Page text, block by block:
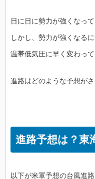
日に日に勢力が強くなって
しかし、勢力が強くなる
温帯低気圧に早く変わっ
進路はどのような予想が
進路予想は？東
以下が米軍予想の台風進路